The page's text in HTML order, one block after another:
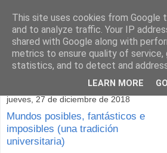
jueves, 27 de diciembre de 2018
Mundos posibles, fantásticos e
imposibles (una tradición
universitaria)
This site uses cookies from Google
and to analyze traffic. Your IP
shared with Google along with
metrics to ensure quality of service,
statistics, and to detect and
LEARN MORE